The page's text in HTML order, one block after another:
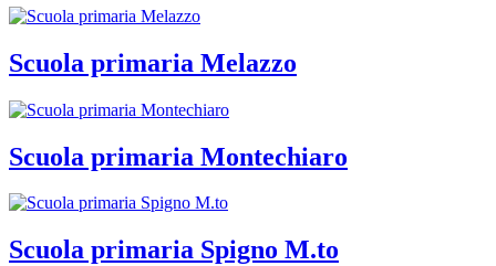
Scuola primaria Melazzo
Scuola primaria Montechiaro
Scuola primaria Spigno M.to